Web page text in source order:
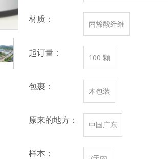
材质： 丙烯酸纤维
起订量： 100 颗
包裹： 木包装
原来的地方： 中国广东
样本：